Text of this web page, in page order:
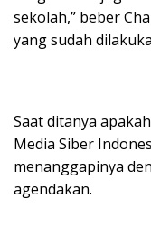
sekolah,” beber
yang sudah
Saat ditanya
Media Siber
menanggapinya
agendakan.